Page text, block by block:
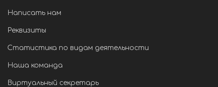
Написать нам
Реквизиты
Статистика по видам деятельности
Наша команда
Виртуальный секретарь